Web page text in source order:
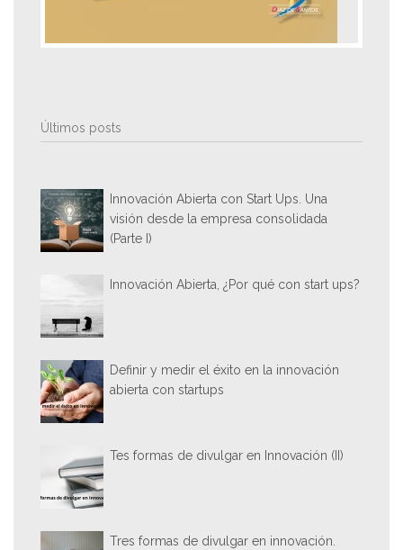
Últimos posts
Innovación Abierta con Start Ups. Una
visión desde la empresa consolidada
(Parte I)
Innovación Abierta, ¿Por qué con start ups?
Definir y medir el éxito en la innovación
abierta con startups
Tes formas de divulgar en Innovación (II)
Tres formas de divulgar en innovación.